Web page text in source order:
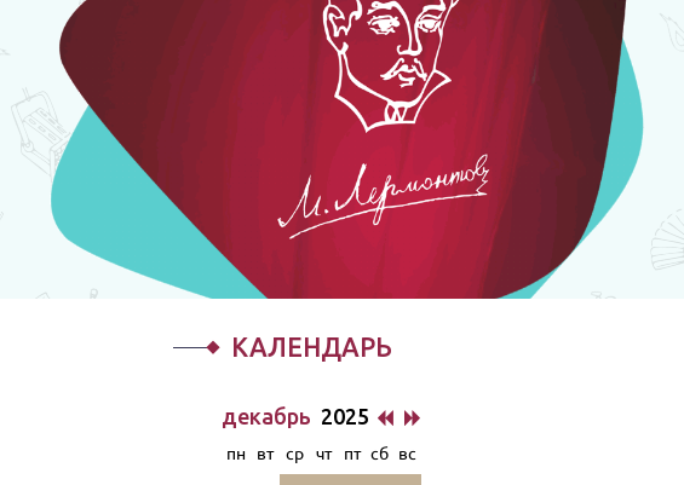
КАЛЕНДАРЬ
декабрь 2025
пн вт ср чт пт сб вс